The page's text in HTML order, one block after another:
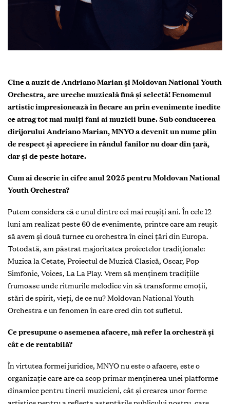
Cine a auzit de Andriano Marian și Moldovan National Youth
Orchestra, are ureche muzicală fină și selectă! Fenomenul
artistic impresionează în fiecare an prin evenimente inedite
ce atrag tot mai mulți fani ai muzicii bune. Sub conducerea
dirijorului Andriano Marian, MNYO a devenit un nume plin
de respect și apreciere în rândul fanilor nu doar din țară,
dar și de peste hotare.
Cum ai descrie în cifre anul 2025 pentru Moldovan National
Youth Orchestra?
Putem considera că e unul dintre cei mai reușiți ani. În cele 12
luni am realizat peste 60 de evenimente, printre care am reușit
să avem și două turnee cu orchestra în cinci țări din Europa.
Totodată, am păstrat majoritatea proiectelor tradiționale:
Muzica la Cetate, Proiectul de Muzică Clasică, Oscar, Pop
Simfonic, Voices, La La Play. Vrem să menținem tradițiile
frumoase unde ritmurile melodice vin să transforme emoții,
stări de spirit, vieți, de ce nu? Moldovan National Youth
Orchestra e un fenomen în care cred din tot sufletul.
Ce presupune o asemenea afacere, mă refer la orchestră și
cât e de rentabilă?
În virtutea formei juridice, MNYO nu este o afacere, este o
organizație care are ca scop primar menținerea unei platforme
dinamice pentru tinerii muzicieni, cât și crearea unor forme